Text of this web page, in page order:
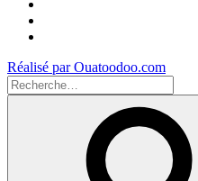
Réalisé par Ouatoodoo.com
Recherche
pour